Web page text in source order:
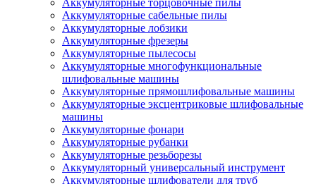
Аккумуляторные торцовочные пилы
Аккумуляторные сабельные пилы
Аккумуляторные лобзики
Аккумуляторные фрезеры
Аккумуляторные пылесосы
Аккумуляторные многофункциональные
шлифовальные машины
Аккумуляторные прямошлифовальные машины
Аккумуляторные эксцентриковые шлифовальные
машины
Аккумуляторные фонари
Аккумуляторные рубанки
Аккумуляторные резьборезы
Аккумуляторный универсальный инструмент
Аккумуляторные шлифователи для труб